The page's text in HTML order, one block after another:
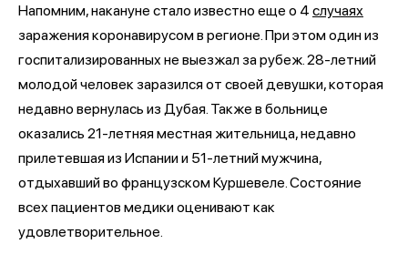
Напомним, накануне стало известно еще о 4 случаях
заражения коронавирусом в регионе. При этом один из
госпитализированных не выезжал за рубеж. 28-летний
молодой человек заразился от своей девушки, которая
недавно вернулась из Дубая. Также в больнице
оказались 21-летняя местная жительница, недавно
прилетевшая из Испании и 51-летний мужчина,
отдыхавший во французском Куршевеле. Состояние
всех пациентов медики оценивают как
удовлетворительное.